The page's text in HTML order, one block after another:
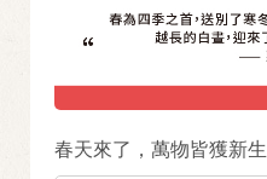
春天來了，萬物皆獲新生